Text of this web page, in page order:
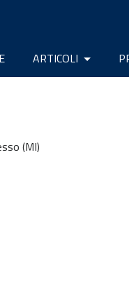
ARTICOLI
(MI)